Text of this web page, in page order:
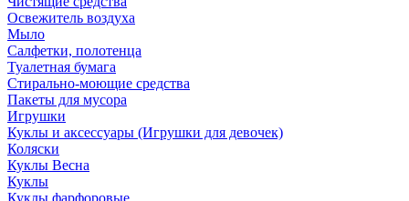
Освежитель воздуха
Мыло
Салфетки, полотенца
Туалетная бумага
Стирально-моющие средства
Пакеты для мусора
Игрушки
Куклы и аксессуары (Игрушки для девочек)
Коляски
Куклы Весна
Куклы
Куклы фарфоровые